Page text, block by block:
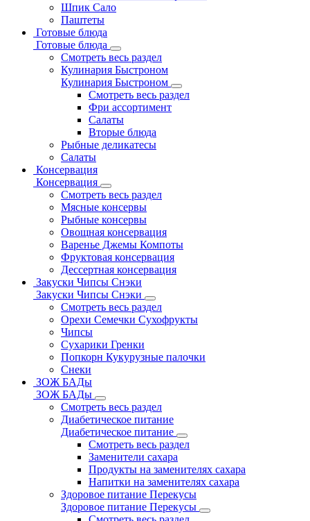
Шпик Сало
Паштеты
Готовые блюда
Готовые блюда
Смотреть весь раздел
Кулинария Быстроном
Кулинария Быстроном
Смотреть весь раздел
Фри ассортимент
Салаты
Вторые блюда
Рыбные деликатесы
Салаты
Консервация
Консервация
Смотреть весь раздел
Мясные консервы
Рыбные консервы
Овощная консервация
Варенье Джемы Компоты
Фруктовая консервация
Дессертная консервация
Закуски Чипсы Снэки
Закуски Чипсы Снэки
Смотреть весь раздел
Орехи Семечки Сухофрукты
Чипсы
Сухарики Гренки
Попкорн Кукурузные палочки
Снеки
ЗОЖ БАДы
ЗОЖ БАДы
Смотреть весь раздел
Диабетическое питание
Диабетическое питание
Смотреть весь раздел
Заменители сахара
Продукты на заменителях сахара
Напитки на заменителях сахара
Здоровое питание Перекусы
Здоровое питание Перекусы